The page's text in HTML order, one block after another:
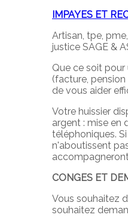
IMPAYES ET
Artisan, tpe,
justice SAGE &
Que ce soit
(facture, pension
de vous aider
Votre huissier
argent : mise en
téléphoniques.
n'aboutissent
CONGES ET
Vous souhaitez
souhaitez